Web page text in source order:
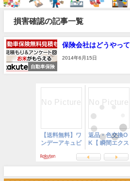
損害確認の記事一覧
自動車保険
保険会社はどうやっ
2014年6月15日